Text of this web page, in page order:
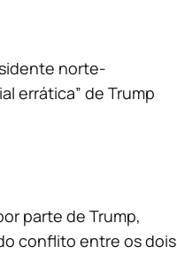
norte-
errática” de Trump
parte de Trump,
conflito entre os dois